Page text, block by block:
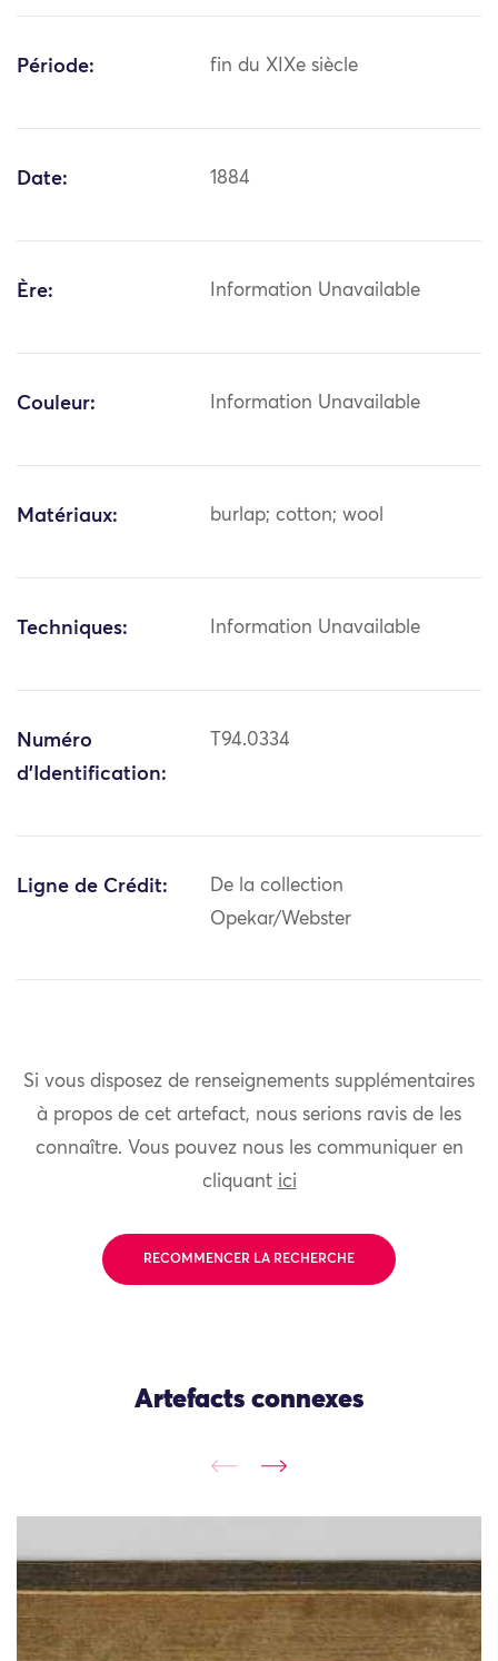
Période: fin du XIXe siècle
Date: 1884
Ère: Information Unavailable
Couleur: Information Unavailable
Matériaux: burlap; cotton; wool
Techniques: Information Unavailable
Numéro
d'Identification:
T94.0334
Ligne de Crédit:
De la collection
Opekar/Webster
Si vous disposez de renseignements supplémentaires
à propos de cet artefact, nous serions ravis de les
connaître. Vous pouvez nous les communiquer en
cliquant ici
RECOMMENCER LA RECHERCHE
Artefacts connexes